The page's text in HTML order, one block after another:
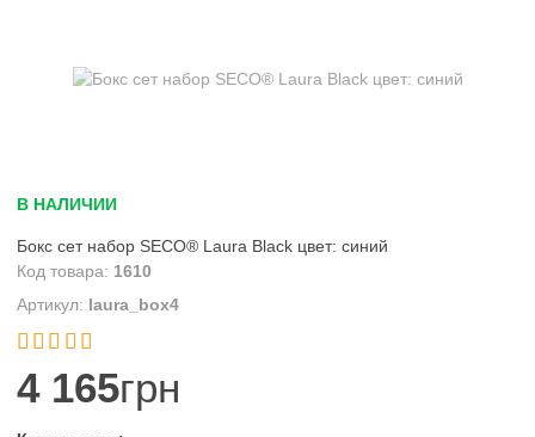
В НАЛИЧИИ
Бокс сет набор SECO® Laura Black цвет: синий
1610
laura_box4


4 165грн